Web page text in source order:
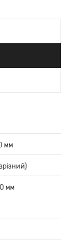
мм
мм